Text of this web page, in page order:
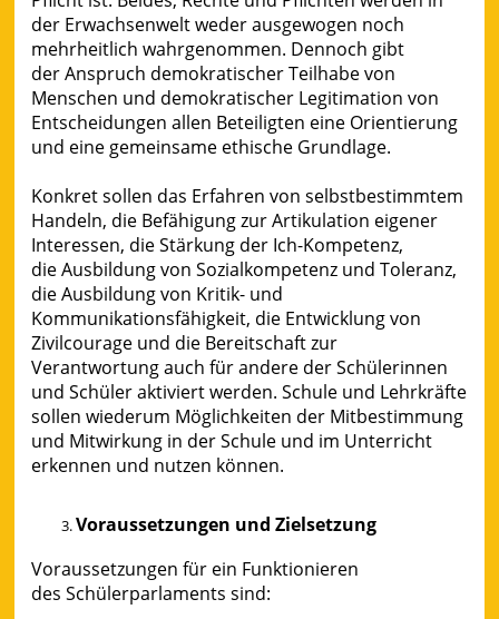
der Erwachsenwelt weder ausgewogen noch
mehrheitlich wahrgenommen. Dennoch gibt
der Anspruch demokratischer Teilhabe von
Menschen und demokratischer Legitimation von
Entscheidungen allen Beteiligten eine Orientierung
und eine gemeinsame ethische Grundlage.
Konkret sollen das Erfahren von selbstbestimmtem
Handeln, die Befähigung zur Artikulation eigener
Interessen, die Stärkung der Ich-Kompetenz,
die Ausbildung von Sozialkompetenz und Toleranz,
die Ausbildung von Kritik- und
Kommunikationsfähigkeit, die Entwicklung von
Zivilcourage und die Bereitschaft zur
Verantwortung auch für andere der Schülerinnen
und Schüler aktiviert werden. Schule und Lehrkräfte
sollen wiederum Möglichkeiten der Mitbestimmung
und Mitwirkung in der Schule und im Unterricht
erkennen und nutzen können.
Voraussetzungen und Zielsetzung
Voraussetzungen für ein Funktionieren
des Schülerparlaments sind: